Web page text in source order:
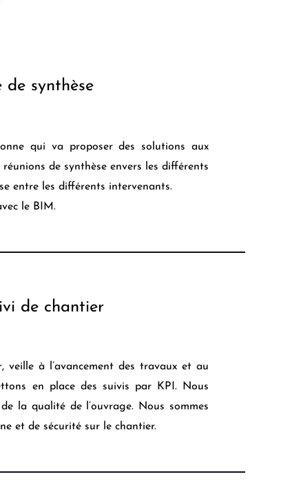
de synthèse
qui va proposer des solutions aux
de synthèse envers les différents
entre les différents intervenants.
le BIM.
de chantier
veille à l’avancement des travaux et au
en place des suivis par KPI. Nous
la qualité de l’ouvrage. Nous sommes
et de sécurité sur le chantier.